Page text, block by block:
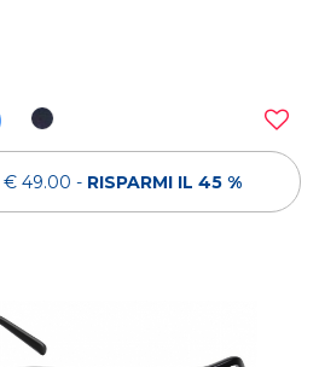
€ 49.00 - RISPARMI IL 45 %